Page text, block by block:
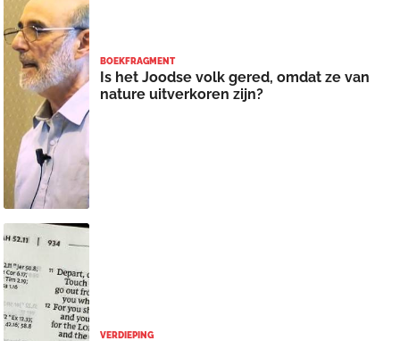
BOEKFRAGMENT
Is het Joodse volk gered, omdat ze van
nature uitverkoren zijn?
VERDIEPING